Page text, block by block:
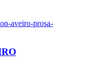
aveiro-prosa-